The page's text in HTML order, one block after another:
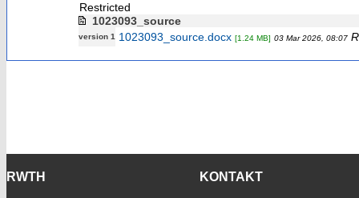
Restricted
1023093_source
version 1 1023093_source.docx [1.24 MB] 03 Mar 2026, 08:07
RWTH KONTAKT